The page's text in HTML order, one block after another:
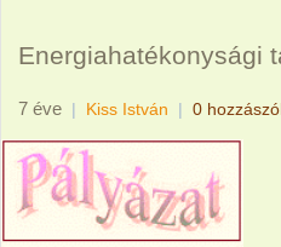
Energiahatékonysági
7 éve | Kiss István | 0